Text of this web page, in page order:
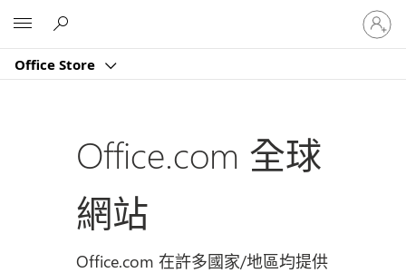
Office Store
登
入
您
Office.com 全球
網站
Office.com 在許多國家/地區均提供